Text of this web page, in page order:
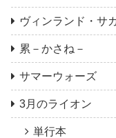
ヴィンランド・サ
累－かさね－
サマーウォーズ
3月のライオン
単行本